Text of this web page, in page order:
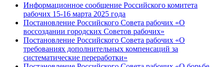
Информационное сообщение Российского комитета
рабочих 15-16 марта 2025 года
Постановление Российского Совета рабочих «О
воссоздании городских Советов рабочих»
Постановление Российского Совета рабочих «О
требованиях дополнительных компенсаций за
систематические переработки»